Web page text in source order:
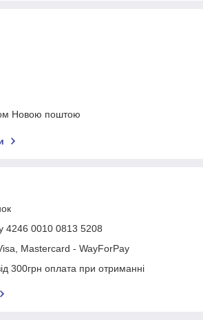
Новою поштою
4246 0010 0813 5208
Mastercard - WayForPay
300грн оплата при отриманні